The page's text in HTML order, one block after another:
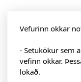
Vefurinn okkar
- Setukökur sem
vefinn okkar.
lokað.